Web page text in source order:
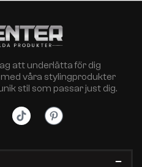
att underlätta för dig
våra stylingprodukter
stil som passar just dig.